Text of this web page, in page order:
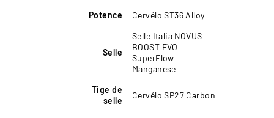
Potence
Cervélo ST36 Alloy
Selle
Selle Italia NOVUS
BOOST EVO
SuperFlow
Manganese
Tige de
selle
Cervélo SP27 Carbon